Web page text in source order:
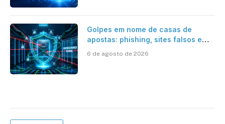
Golpes em nome de casas de
apostas: phishing, sites falsos e
6 de agosto de 2026